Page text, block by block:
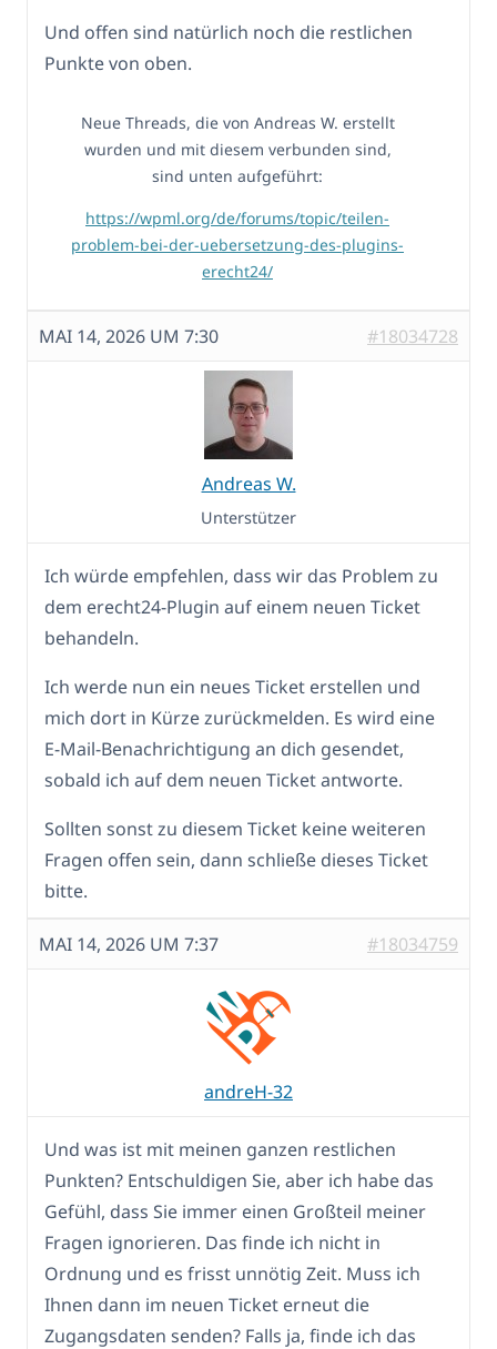
Und offen sind natürlich noch die restlichen
Punkte von oben.
Neue Threads, die von Andreas W. erstellt
wurden und mit diesem verbunden sind,
sind unten aufgeführt:
https://wpml.org/de/forums/topic/teilen-
problem-bei-der-uebersetzung-des-plugins-
erecht24/
MAI 14, 2026 UM 7:30 #18034728
Andreas W.
Unterstützer
Ich würde empfehlen, dass wir das Problem zu
dem erecht24-Plugin auf einem neuen Ticket
behandeln.
Ich werde nun ein neues Ticket erstellen und
mich dort in Kürze zurückmelden. Es wird eine
E-Mail-Benachrichtigung an dich gesendet,
sobald ich auf dem neuen Ticket antworte.
Sollten sonst zu diesem Ticket keine weiteren
Fragen offen sein, dann schließe dieses Ticket
bitte.
MAI 14, 2026 UM 7:37 #18034759
andreH-32
Und was ist mit meinen ganzen restlichen
Punkten? Entschuldigen Sie, aber ich habe das
Gefühl, dass Sie immer einen Großteil meiner
Fragen ignorieren. Das finde ich nicht in
Ordnung und es frisst unnötig Zeit. Muss ich
Ihnen dann im neuen Ticket erneut die
Zugangsdaten senden? Falls ja, finde ich das